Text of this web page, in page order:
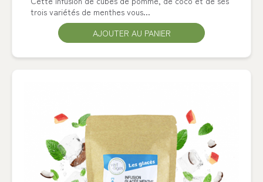
trois variétés de menthes vous...
AJOUTER AU PANIER